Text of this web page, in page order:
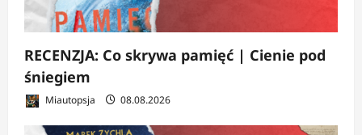
RECENZJA: Co skrywa pamięć | Cienie pod
śniegiem
Miautopsja 08.08.2026